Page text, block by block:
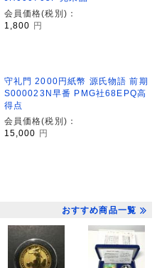
会員価格(税別)：
1,800
円
守礼門 2000円紙幣 源氏物語 前期
S000023N早番 PMG社68EPQ高
得点
会員価格(税別)：
15,000 円
おすすめ商品一覧